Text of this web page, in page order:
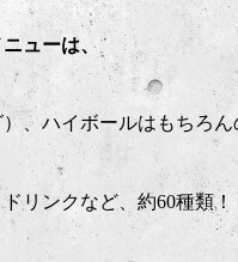
ューは、
、ハイボールはもちろ
リンクなど、約60種類！